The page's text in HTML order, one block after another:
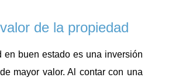
de la propiedad
en buen estado es una inversión
mayor valor. Al contar con una